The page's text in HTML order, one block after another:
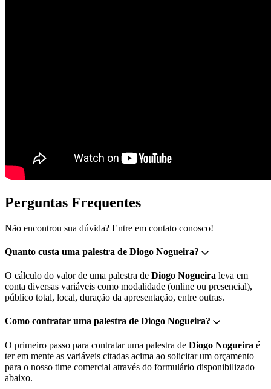
Perguntas Frequentes
Não encontrou sua dúvida? Entre em contato conosco!
Quanto custa uma palestra de Diogo Nogueira?
O cálculo do valor de uma palestra de Diogo Nogueira leva em
conta diversas variáveis como modalidade (online ou presencial),
público total, local, duração da apresentação, entre outras.
Como contratar uma palestra de Diogo Nogueira?
O primeiro passo para contratar uma palestra de Diogo Nogueira é
ter em mente as variáveis citadas acima ao solicitar um orçamento
para o nosso time comercial através do formulário disponibilizado
abaixo.